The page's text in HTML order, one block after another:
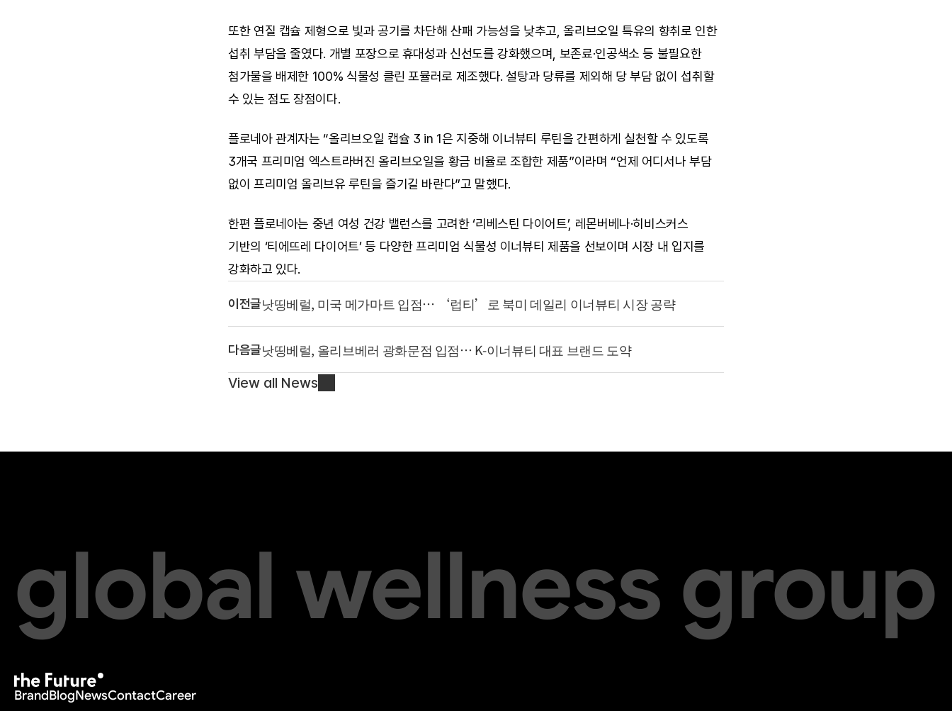
또한 연질 캡슐 제형으로 빛과 공기를 차단해 산패 가능성을 낮추고, 올리브오일 특유의 향취로 인한
섭취 부담을 줄였다. 개별 포장으로 휴대성과 신선도를 강화했으며, 보존료·인공색소 등 불필요한
첨가물을 배제한 100% 식물성 클린 포뮬러로 제조했다. 설탕과 당류를 제외해 당 부담 없이 섭취할
수 있는 점도 장점이다.
플로네아 관계자는 “올리브오일 캡슐 3 in 1은 지중해 이너뷰티 루틴을 간편하게 실천할 수 있도록
3개국 프리미엄 엑스트라버진 올리브오일을 황금 비율로 조합한 제품”이라며 “언제 어디서나 부담
없이 프리미엄 올리브유 루틴을 즐기길 바란다”고 말했다.
한편 플로네아는 중년 여성 건강 밸런스를 고려한 ‘리베스틴 다이어트’, 레몬버베나·히비스커스
기반의 ‘티에뜨레 다이어트’ 등 다양한 프리미엄 식물성 이너뷰티 제품을 선보이며 시장 내 입지를
강화하고 있다.
이전글낫띵베럴, 미국 메가마트 입점… ‘럽티’로 북미 데일리 이너뷰티 시장 공략
다음글낫띵베럴, 올리브베러 광화문점 입점… K-이너뷰티 대표 브랜드 도약
View all News
global wellness group
BrandBlogNewsContactCareer